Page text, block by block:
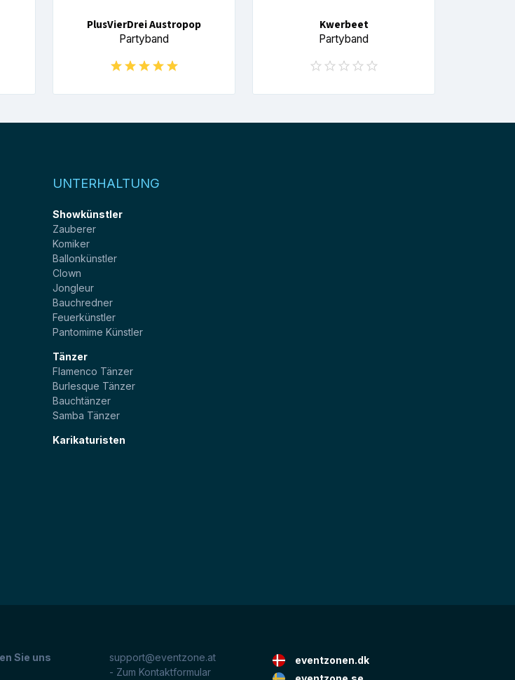
PlusVierDrei Austropop
Partyband
Kwerbeet
Partyband
UNTERHALTUNG
Showkünstler
Zauberer
Komiker
Ballonkünstler
Clown
Jongleur
Bauchredner
Feuerkünstler
Pantomime Künstler
Tänzer
Flamenco Tänzer
Burlesque Tänzer
Bauchtänzer
Samba Tänzer
Karikaturisten
Sie uns
support@eventzone.at
- Zum Kontaktformular
eventzonen.dk